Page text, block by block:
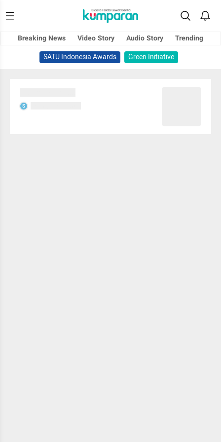
Breaking News Video Story Audio Story
Trending
SATU Indonesia Awards
Green Initiative
S